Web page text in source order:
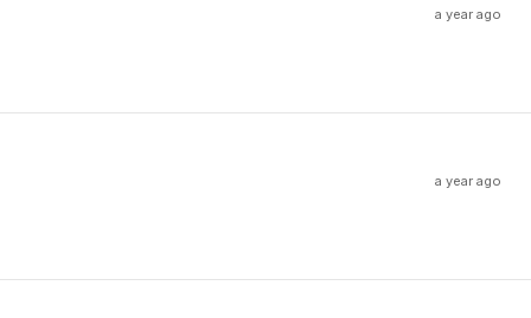
a year ago
a year ago